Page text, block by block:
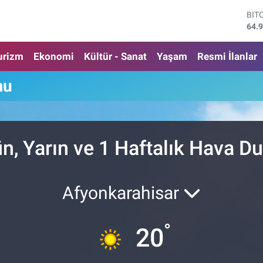
Ekonomi Kültür - Sanat Yaşam Resmi İlanlar
Yarın ve 1 Haftalık Hava
Afyonkarahisar
20°